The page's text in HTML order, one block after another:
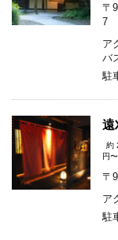
〒
7
ア
バ
駐
約
円〜
〒
ア
駐